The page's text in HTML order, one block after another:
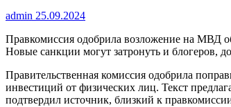
admin 25.09.2024
Правкомиссия одобрила возложение на МВД
Новые санкции могут затронуть и блогеров,
Правительственная комиссия одобрила
инвестиций от физических лиц. Текст
подтвердил источник, близкий к